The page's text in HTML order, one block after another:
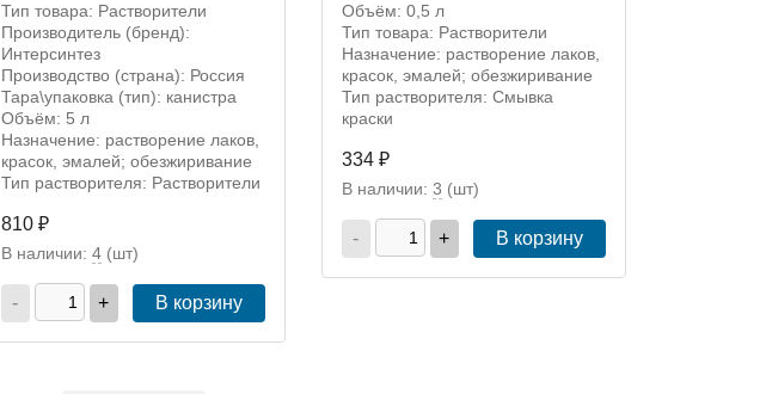
Тип товара: Растворители
Производитель (бренд):
Интерсинтез
Производство (страна): Россия
Тара\упаковка (тип): канистра
Объём: 5 л
Назначение: растворение лаков,
красок, эмалей; обезжиривание
Тип растворителя: Растворители
810 ₽
В наличии: 4(шт)
- + В корзину
Объём: 0,5 л
Тип товара: Растворители
Назначение: растворение лаков,
красок, эмалей; обезжиривание
Тип растворителя: Смывка
краски
334 ₽
В наличии: 3 (шт)
- + В корзину